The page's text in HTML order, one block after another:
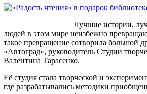
Лучшие истории,
людей в этом мире неизбежно
такое превращение сотворила большой
«Автоград», руководитель Студии
Валентина Тарасенко.
Её студия стала творческой и
где разрабатывались методики